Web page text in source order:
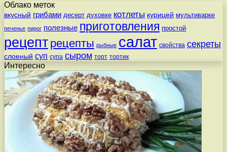
Облако меток
вкусный грибами десерт духовке котлеты курицей мультиварке
печенье пирог полезные приготовления простой
рецепт рецепты рыбные салат свойства секреты
слоеный суп супа сыром торт тортик
Интересно